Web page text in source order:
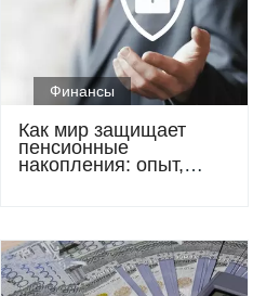
Финансы
Как мир защищает
пенсионные
накопления: опыт,